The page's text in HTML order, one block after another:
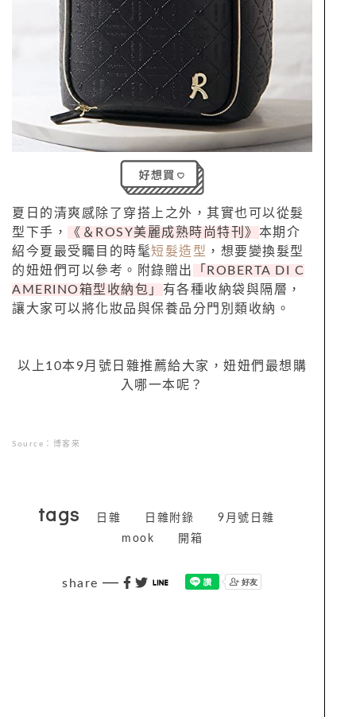
夏日的清爽感除了穿搭上之外，其實也可以從髮
型下手，
《＆ROSY美麗成熟時尚特刊》 本期介
紹今夏最受矚目的時髦短髮造型 ，想要變換髮型
的妞妞們可以參考。附錄贈出
「ROBERTA DI C
AMERINO箱型收納包」 有各種收納袋與隔層，
讓大家可以將化妝品與保養品分門別類收納。
以上10本9月號日雜推薦給大家，妞妞們最想購
入哪一本呢？
Source：博客來
tags 日雜 日雜附錄
9月號日雜
mook
開箱
share